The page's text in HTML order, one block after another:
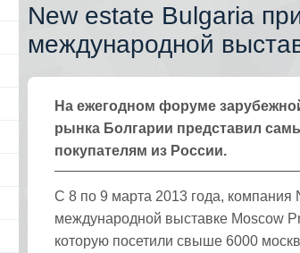
New estate Bulgaria
международной
На ежегодном форуме
рынка Болгарии представил
покупателям из России.
С 8 по 9 марта 2013 года, компания
международной выставке Moscow
которую посетили свыше 6000